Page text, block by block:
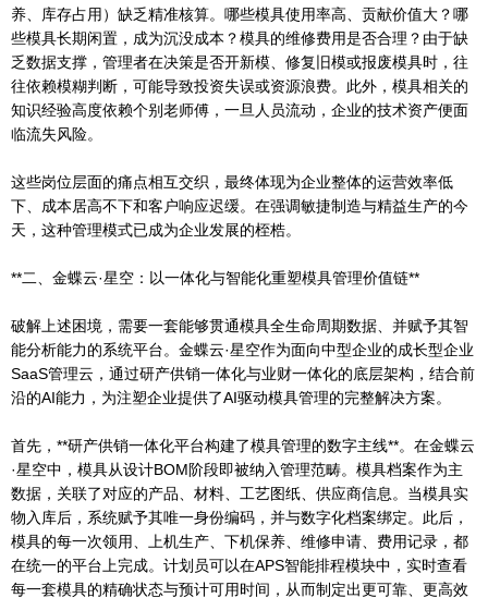
养、库存占用）缺乏精准核算。哪些模具使用率高、贡献价值大？哪
些模具长期闲置，成为沉没成本？模具的维修费用是否合理？由于缺
乏数据支撑，管理者在决策是否开新模、修复旧模或报废模具时，往
往依赖模糊判断，可能导致投资失误或资源浪费。此外，模具相关的
知识经验高度依赖个别老师傅，一旦人员流动，企业的技术资产便面
临流失风险。
这些岗位层面的痛点相互交织，最终体现为企业整体的运营效率低
下、成本居高不下和客户响应迟缓。在强调敏捷制造与精益生产的今
天，这种管理模式已成为企业发展的桎梏。
**二、金蝶云·星空：以一体化与智能化重塑模具管理价值链**
破解上述困境，需要一套能够贯通模具全生命周期数据、并赋予其智
能分析能力的系统平台。金蝶云·星空作为面向中型企业的成长型企业
SaaS管理云，通过研产供销一体化与业财一体化的底层架构，结合前
沿的AI能力，为注塑企业提供了AI驱动模具管理的完整解决方案。
首先，**研产供销一体化平台构建了模具管理的数字主线**。在金蝶云
·星空中，模具从设计BOM阶段即被纳入管理范畴。模具档案作为主
数据，关联了对应的产品、材料、工艺图纸、供应商信息。当模具实
物入库后，系统赋予其唯一身份编码，并与数字化档案绑定。此后，
模具的每一次领用、上机生产、下机保养、维修申请、费用记录，都
在统一的平台上完成。计划员可以在APS智能排程模块中，实时查看
每一套模具的精确状态与预计可用时间，从而制定出更可靠、更高效